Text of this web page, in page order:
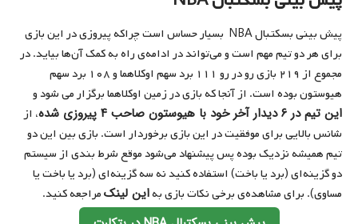
پیش بینی بسکتبال NBA بسیار حساس است چراکه پیروزی در این بازی
برای هر دو تیم مهم است و می‌تواند در ادامه‌‌ی راه به کمک آن‌ها بیاید. در
مجموع از ۲۱۹ بازی رو در رو ۱۱۱ برد سهم اوکلاهما و ۱۰۸ برد سهم
هیوستون بوده است. از آنجا که بازی در زمین اوکلاهما برگزار می شود و
این تیم در ۶ دیدار آخر خود با هیوستون صاحب ۴ پیروزی شده
، از
شانس بالایی برای موفقیت در این بازی برخوردار است. بازی بین این دو
تیم همیشه نزدیک بوده پس پیشنهاد می‌شود موقع شرط بندی از سیستم
دو گزینه‌ای (برد یا باخت) استفاده کنید نه سه گزینه‌ای (برد یا باخت یا
مساوی). برای مشاهده‌ی برخی نکات بازی بهاین لینکمراجعه کنید.